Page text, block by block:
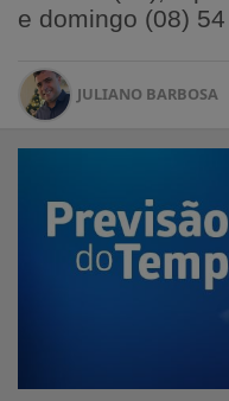
e domingo (08)
JULIANO BARBOSA